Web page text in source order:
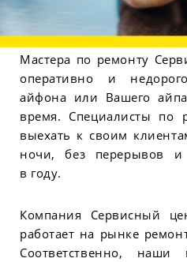
Мастера по ремонту
оперативно и
айфона или Вашего
время. Специалисты по
выехать к своим
ночи, без перерывов
в году.
Компания Сервисный
работает на рынке
Соответственно, наши